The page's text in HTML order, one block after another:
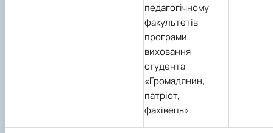
педагогічному
факультетів
програми
виховання
студента
«Громадянин,
патріот,
фахівець».